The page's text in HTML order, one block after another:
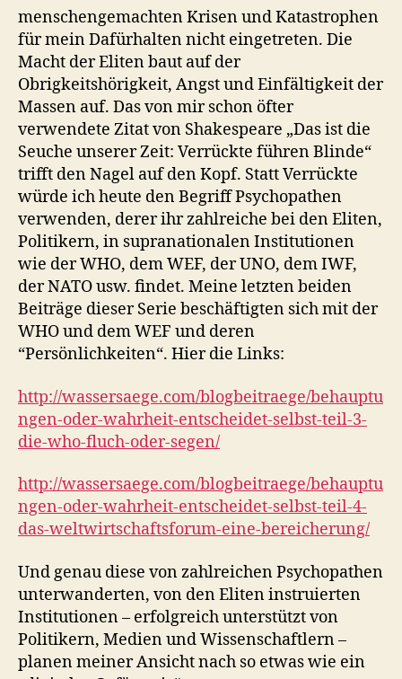
menschengemachten Krisen und Katastrophen
für mein Dafürhalten nicht eingetreten. Die
Macht der Eliten baut auf der
Obrigkeitshörigkeit, Angst und Einfältigkeit der
Massen auf. Das von mir schon öfter
verwendete Zitat von Shakespeare „Das ist die
Seuche unserer Zeit: Verrückte führen Blinde“
trifft den Nagel auf den Kopf. Statt Verrückte
würde ich heute den Begriff Psychopathen
verwenden, derer ihr zahlreiche bei den Eliten,
Politikern, in supranationalen Institutionen
wie der WHO, dem WEF, der UNO, dem IWF,
der NATO usw. findet. Meine letzten beiden
Beiträge dieser Serie beschäftigten sich mit der
WHO und dem WEF und deren
“Persönlichkeiten“. Hier die Links:
http://wassersaege.com/blogbeitraege/behauptu
ngen-oder-wahrheit-entscheidet-selbst-teil-3-
die-who-fluch-oder-segen/
http://wassersaege.com/blogbeitraege/behauptu
ngen-oder-wahrheit-entscheidet-selbst-teil-4-
das-weltwirtschaftsforum-eine-bereicherung/
Und genau diese von zahlreichen Psychopathen
unterwanderten, von den Eliten instruierten
Institutionen – erfolgreich unterstützt von
Politikern, Medien und Wissenschaftlern –
planen meiner Ansicht nach so etwas wie ein